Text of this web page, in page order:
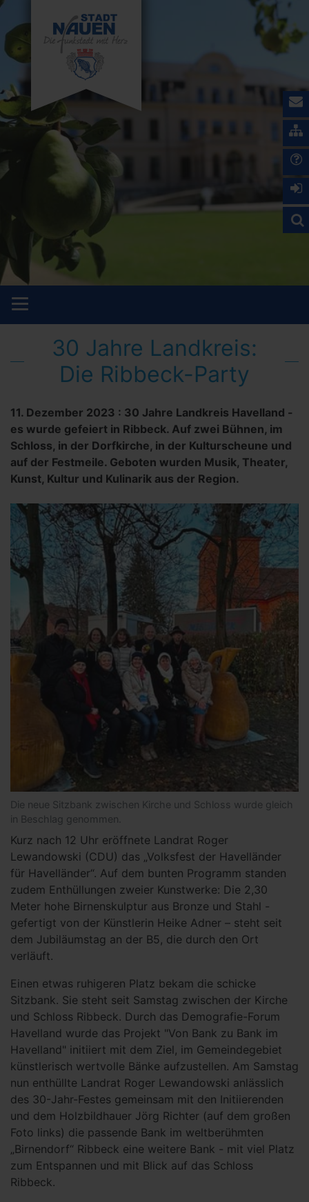
30 Jahre Landkreis:
Die Ribbeck-Party
11. Dezember 2023 : 30 Jahre Landkreis Havelland -
es wurde gefeiert in Ribbeck. Auf zwei Bühnen, im
Schloss, in der Dorfkirche, in der Kulturscheune und
auf der Festmeile. Geboten wurden Musik, Theater,
Kunst, Kultur und Kulinarik aus der Region.
Die neue Sitzbank zwischen Kirche und Schloss wurde gleich
in Beschlag genommen.
Kurz nach 12 Uhr eröffnete Landrat Roger
Lewandowski (CDU) das „Volksfest der Havelländer
für Havelländer“. Auf dem bunten Programm standen
zudem Enthüllungen zweier Kunstwerke: Die 2,30
Meter hohe Birnenskulptur aus Bronze und Stahl -
gefertigt von der Künstlerin Heike Adner – steht seit
dem Jubiläumstag an der B5, die durch den Ort
verläuft.
Einen etwas ruhigeren Platz bekam die schicke
Sitzbank. Sie steht seit Samstag zwischen der Kirche
und Schloss Ribbeck. Durch das Demografie-Forum
Havelland wurde das Projekt "Von Bank zu Bank im
Havelland" initiiert mit dem Ziel, im Gemeindegebiet
künstlerisch wertvolle Bänke aufzustellen. Am Samstag
nun enthüllte Landrat Roger Lewandowski anlässlich
des 30-Jahr-Festes gemeinsam mit den Initiierenden
und dem Holzbildhauer Jörg Richter (auf dem großen
Foto links) die passende Bank im weltberühmten
„Birnendorf“ Ribbeck eine weitere Bank - mit viel Platz
zum Entspannen und mit Blick auf das Schloss
Ribbeck.